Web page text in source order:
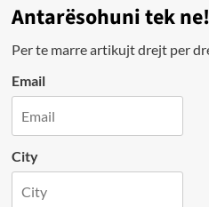
Antarësohuni tek ne!
Per te marre artikujt drejt per
Email
City